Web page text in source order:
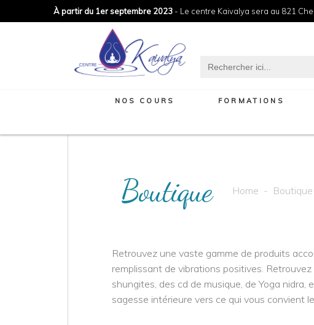
À partir du 1er septembre 2023 - Le centre Kaivalya sera au 821
for:
NOS COURS FORMATIONS
Boutique Home - Boutique
Retrouvez une vaste gamme de produits
remplissant de vibrations positives.
shungites, des cd de musique, de Yoga
sagesse intérieure vers ce qui vous convient